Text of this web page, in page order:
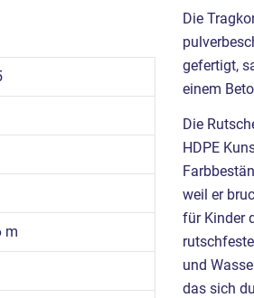
m
Die
gefertigt,
einem
Die
HDPE
weil er
für Kinder
und
das sich